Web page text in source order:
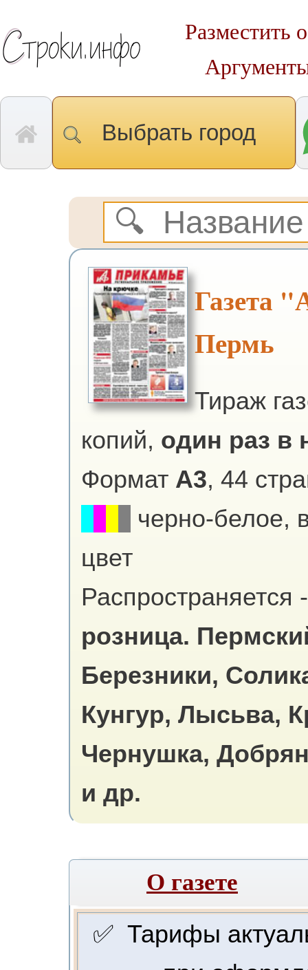
Разместить
Выбрать город
Газета
Пермь
Тираж
копий, один раз в
Формат А3, 44
черно-белое,
цвет
Распространяется -
розница.
Березники,
Кунгур, Лысьва,
Чернушка,
и др.
О газете
✅ Тарифы